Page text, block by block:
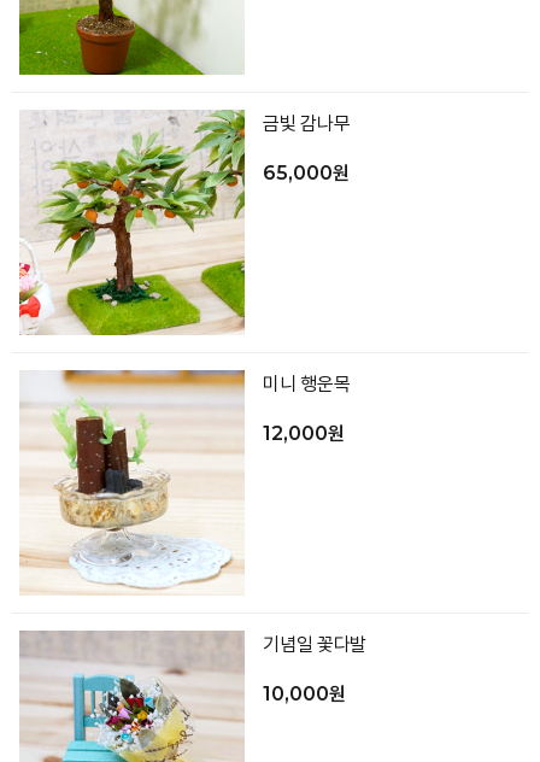
금빛 감나무
65,000원
미니 행운목
12,000원
기념일 꽃다발
10,000원